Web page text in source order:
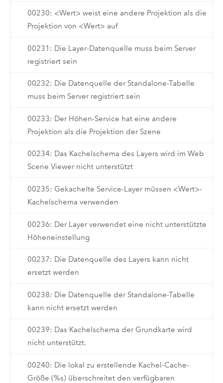
00230: <Wert> weist eine andere Projektion als die
Projektion von <Wert> auf
00231: Die Layer-Datenquelle muss beim Server
registriert sein
00232: Die Datenquelle der Standalone-Tabelle
muss beim Server registriert sein
00233: Der Höhen-Service hat eine andere
Projektion als die Projektion der Szene
00234: Das Kachelschema des Layers wird im Web
Scene Viewer nicht unterstützt
00235: Gekachelte Service-Layer müssen <Wert>-
Kachelschema verwenden
00236: Der Layer verwendet eine nicht unterstützte
Höheneinstellung
00237: Die Datenquelle des Layers kann nicht
ersetzt werden
00238: Die Datenquelle der Standalone-Tabelle
kann nicht ersetzt werden
00239: Das Kachelschema der Grundkarte wird
nicht unterstützt.
00240: Die lokal zu erstellende Kachel-Cache-
Größe (%s) überschreitet den verfügbaren